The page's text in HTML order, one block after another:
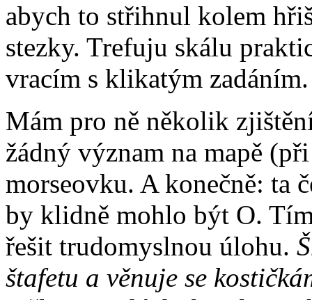
abych to střihnul kolem
stezky. Trefuju skálu
vracím s klikatým zadáním.
Mám pro ně několik
žádný význam na mapě
morseovku. A konečně: ta
by klidně mohlo být O.
řešit trudomyslnou úlohu.
štafetu a věnuje se